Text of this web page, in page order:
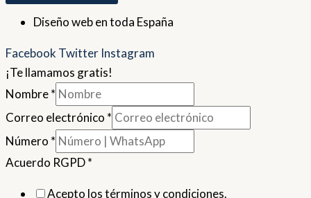
Diseño web en toda España
Facebook Twitter Instagram
¡Te llamamos gratis!
Nombre*
Correo electrónico *
Número *
Acuerdo RGPD*
Acepto los términos y condiciones.